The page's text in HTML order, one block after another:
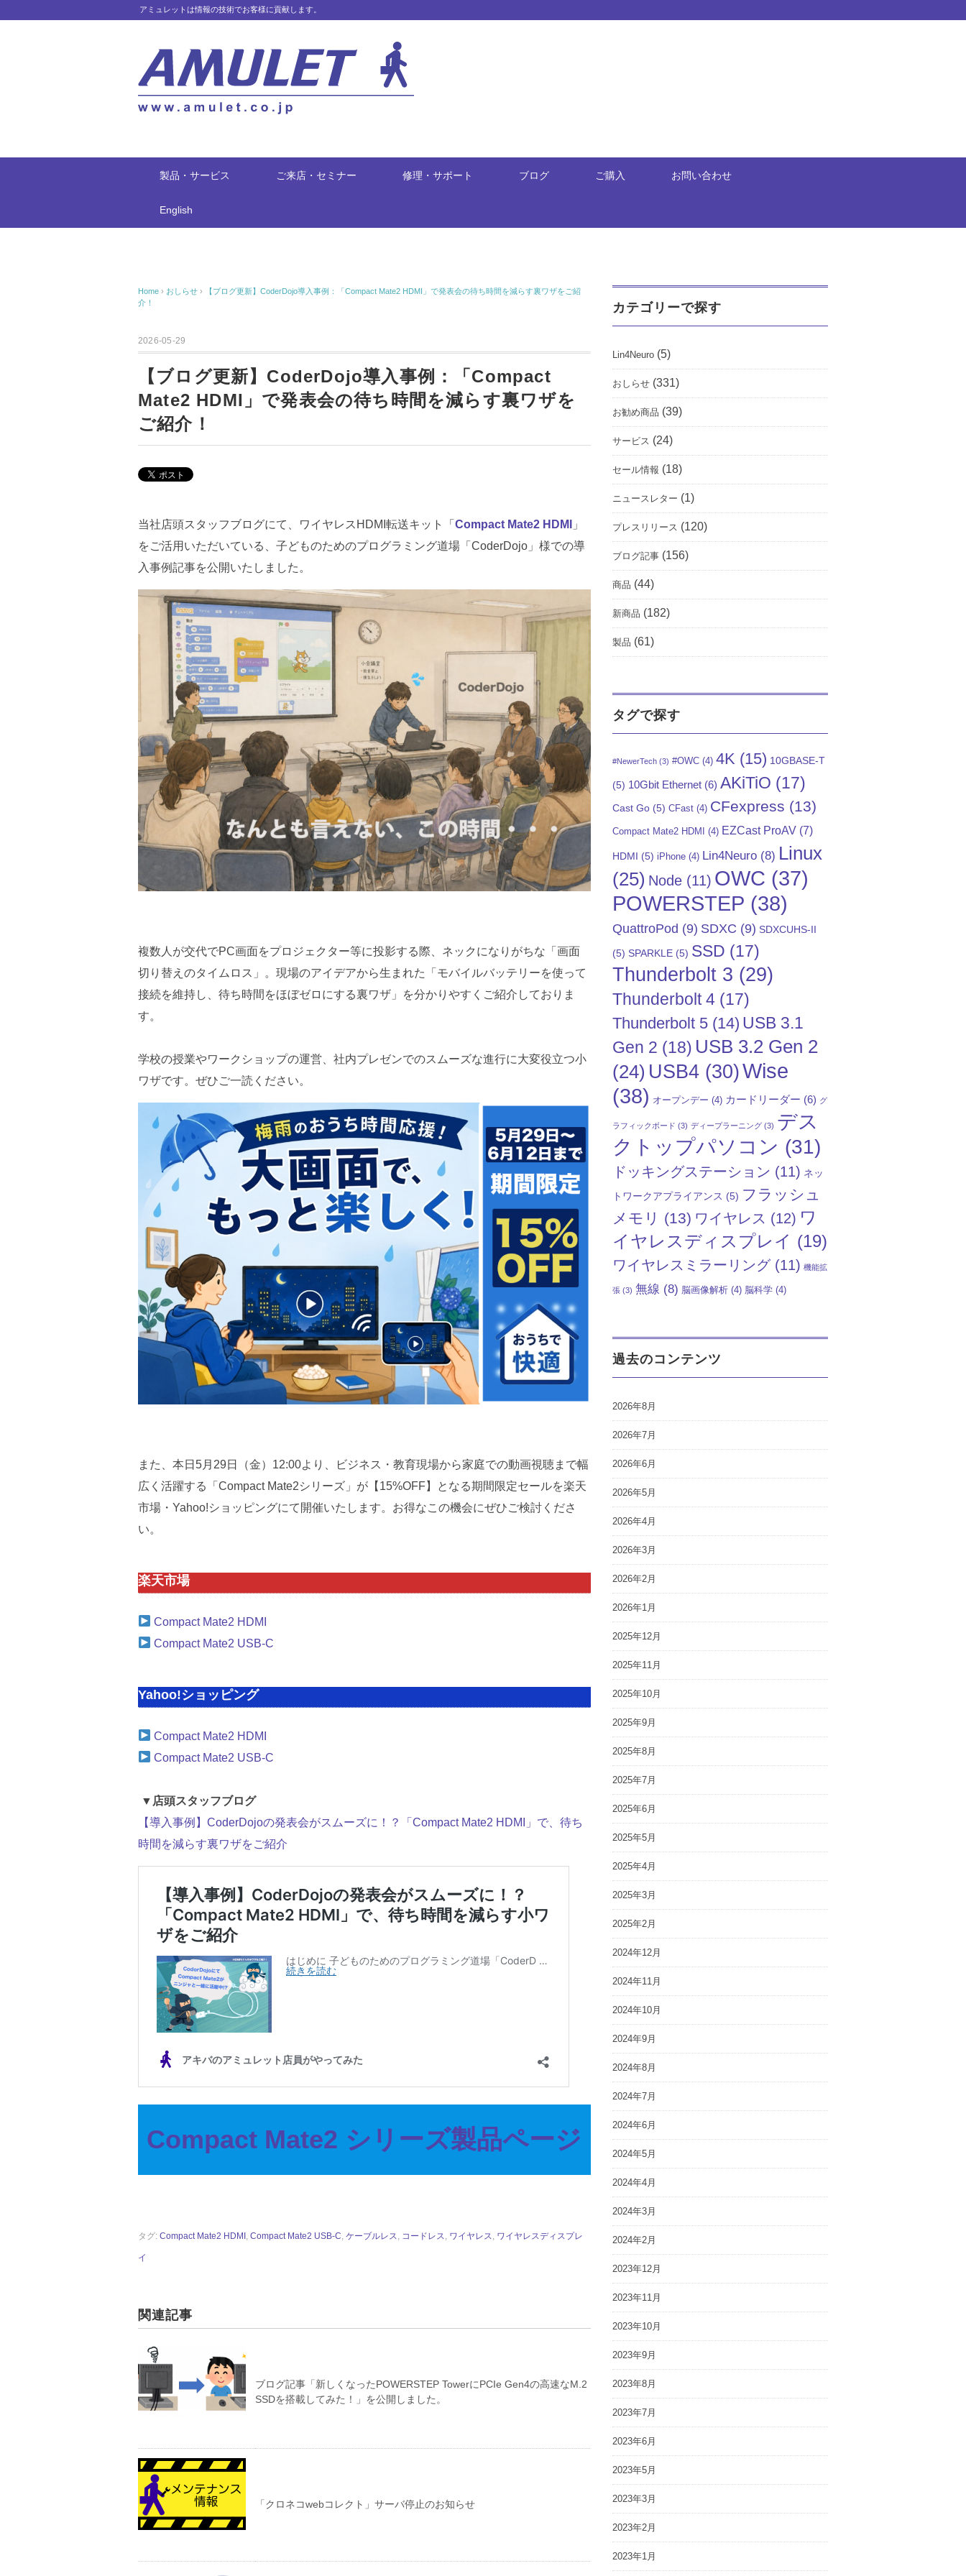
アミュレットは情報の技術でお客様に貢献します。
製品・サービス ご来店・セミナー 修理・サポート ブログ ご購入 お問い合わせ
English
Home › おしらせ ›
【ブログ更新】CoderDojo導入事例：「Compact Mate2 HDMI」で発表会の待ち時間を減らす裏ワザをご紹
介！
2026-05-29
【ブログ更新】CoderDojo導入事例：「Compact
Mate2 HDMI」で発表会の待ち時間を減らす裏ワザを
ご紹介！
当社店頭スタッフブログにて、ワイヤレスHDMI転送キット「 Compact Mate2 HDMI
」
をご活用いただいている、子どものためのプログラミング道場「CoderDojo」様での導
入事例記事を公開いたしました。
複数人が交代でPC画面をプロジェクター等に投影する際、ネックになりがちな「画面
切り替えのタイムロス」。現場のアイデアから生まれた「モバイルバッテリーを使って
接続を維持し、待ち時間をほぼゼロにする裏ワザ」を分かりやすくご紹介しておりま
す。
学校の授業やワークショップの運営、社内プレゼンでのスムーズな進行に大変役立つ小
ワザです。ぜひご一読ください。
また、本日5月29日（金）12:00より、ビジネス・教育現場から家庭での動画視聴まで幅
広く活躍する「Compact Mate2シリーズ」が【15%OFF】となる期間限定セールを楽天
市場・Yahoo!ショッピングにて開催いたします。お得なこの機会にぜひご検討くださ
い。
楽天市場
Compact Mate2 HDMI
Compact Mate2 USB-C
Yahoo!ショッピング
Compact Mate2 HDMI
Compact Mate2 USB-C
▼店頭スタッフブログ
【導入事例】CoderDojoの発表会がスムーズに！？「Compact Mate2 HDMI」で、待ち
時間を減らす裏ワザをご紹介
Compact Mate2 シリーズ製品ページ
タグ: Compact Mate2 HDMI, Compact Mate2 USB-C, ケーブルレス, コードレス, ワイヤレス, ワイヤレスディスプレ
イ
関連記事
ブログ記事「新しくなったPOWERSTEP TowerにPCIe Gen4の高速なM.2
SSDを搭載してみた！」を公開しました。
「クロネコwebコレクト」サーバ停止のお知らせ
カテゴリーで探す
Lin4Neuro (5)
おしらせ (331)
お勧め商品 (39)
サービス (24)
セール情報 (18)
ニュースレター (1)
プレスリリース (120)
ブログ記事 (156)
商品 (44)
新商品 (182)
製品 (61)
タグで探す
#NewerTech (3) #OWC (4) 4K (15) 10GBASE-T
(5) 10Gbit Ethernet (6) AKiTiO (17)
Cast Go (5) CFast (4) CFexpress (13)
Compact Mate2 HDMI (4) EZCast ProAV (7)
HDMI (5) iPhone (4) Lin4Neuro (8) Linux
(25) Node (11) OWC (37)
POWERSTEP (38)
QuattroPod (9) SDXC (9) SDXCUHS-II
(5) SPARKLE (5) SSD (17)
Thunderbolt 3 (29)
Thunderbolt 4 (17)
Thunderbolt 5 (14) USB 3.1
Gen 2 (18) USB 3.2 Gen 2
(24) USB4 (30)Wise
(38) オープンデー (4) カードリーダー (6) グ
ラフィックボード (3) ディープラーニング (3) デス
クトップパソコン (31)
ドッキングステーション (11) ネッ
トワークアプライアンス (5) フラッシュ
メモリ (13) ワイヤレス (12) ワ
イヤレスディスプレイ (19)
ワイヤレスミラーリング(11) 機能拡
張 (3) 無線 (8) 脳画像解析 (4) 脳科学 (4)
過去のコンテンツ
2026年8月
2026年7月
2026年6月
2026年5月
2026年4月
2026年3月
2026年2月
2026年1月
2025年12月
2025年11月
2025年10月
2025年9月
2025年8月
2025年7月
2025年6月
2025年5月
2025年4月
2025年3月
2025年2月
2024年12月
2024年11月
2024年10月
2024年9月
2024年8月
2024年7月
2024年6月
2024年5月
2024年4月
2024年3月
2024年2月
2023年12月
2023年11月
2023年10月
2023年9月
2023年8月
2023年7月
2023年6月
2023年5月
2023年3月
2023年2月
2023年1月